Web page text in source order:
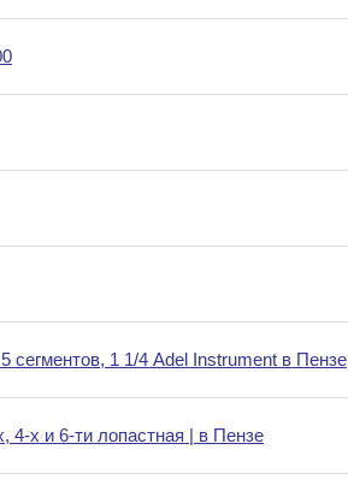
сегментов, 1 1/4 Adel Instrument в Пензе
4-х и 6-ти лопастная | в Пензе